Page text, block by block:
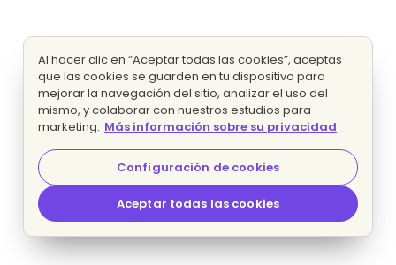
Al hacer clic en “Aceptar todas las cookies”, aceptas
que las cookies se guarden en tu dispositivo para
mejorar la navegación del sitio, analizar el uso del
mismo, y colaborar con nuestros estudios para
marketing. Más información sobre su privacidad
Configuración de cookies
Aceptar todas las cookies